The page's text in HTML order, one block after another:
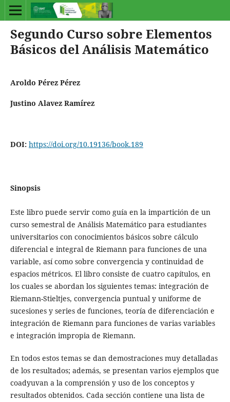
Segundo Curso sobre Elementos
Básicos del Análisis Matemático
Aroldo Pérez Pérez
Justino Alavez Ramírez
DOI: https://doi.org/10.19136/book.189
Sinopsis
Este libro puede servir como guía en la impartición de un
curso semestral de Análisis Matemático para estudiantes
universitarios con conocimientos básicos sobre cálculo
diferencial e integral de Riemann para funciones de una
variable, así como sobre convergencia y continuidad de
espacios métricos. El libro consiste de cuatro capítulos, en
los cuales se abordan los siguientes temas: integración de
Riemann-Stieltjes, convergencia puntual y uniforme de
sucesiones y series de funciones, teoría de diferenciación e
integración de Riemann para funciones de varias variables
e integración impropia de Riemann.
En todos estos temas se dan demostraciones muy detalladas
de los resultados; además, se presentan varios ejemplos que
coadyuvan a la comprensión y uso de los conceptos y
resultados obtenidos. Cada sección contiene una lista de